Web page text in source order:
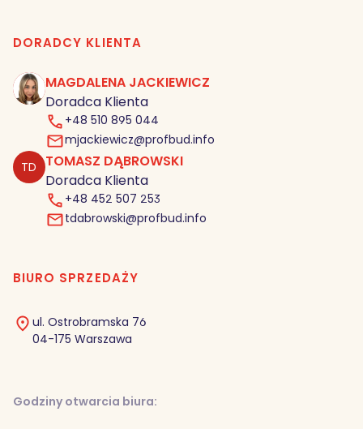
DORADCY KLIENTA
MJ MAGDALENA JACKIEWICZ
Doradca Klienta
+48 510 895 044
mjackiewicz@profbud.info
TD
TOMASZ DĄBROWSKI
Doradca Klienta
+48 452 507 253
tdabrowski@profbud.info
BIURO SPRZEDAŻY
ul. Ostrobramska 76
04-175 Warszawa
Godziny otwarcia biura: